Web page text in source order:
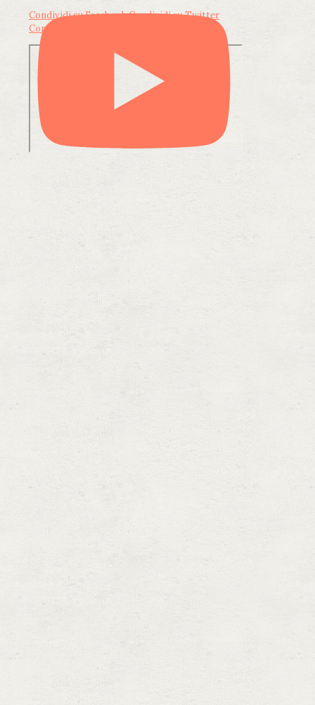
Condividi su FacebookCondividi su Twitter
Condividi su LinkedIn